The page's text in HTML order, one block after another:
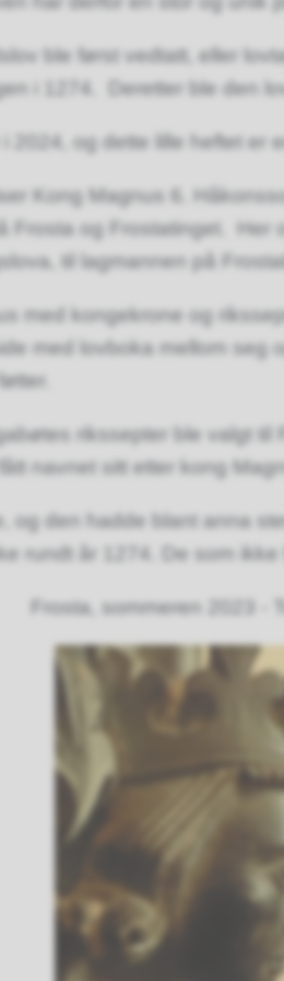
ble først vedtatt, eller
i 1274. Deretter ble den
i 2024, og dette lille heftet er
Kong Magnus 6.
Frosta og Frostatinget. Her
til lagmannen på
med kongekrone og
med lovboka mellom seg
rikssepter ble valgt
navnet sitt etter kong
og den hadde blant anna
rundt år 1274. De som
Frosta, sommeren 2023